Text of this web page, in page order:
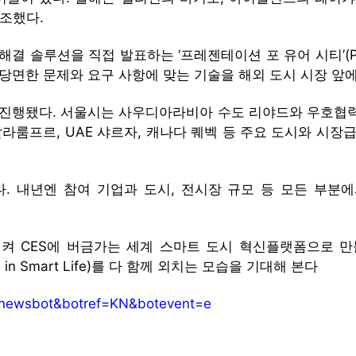
했다.
솔루션을 직접 발표하는 ‘프레젠테이션 포 유어 시티
면한 문제와 요구 사항에 맞는 기술을 해외 도시 시장 앞
행됐다. 서울시는 사우디아라비아 수도 리야드와 우호
룸프르, UAE 샤르자, 캐나다 퀘벡 등 주요 도시와 시
내년엔 참여 기업과 도시, 전시장 규모 등 모든 부분
CES에 버금가는 세계 스마트 도시 혁신플랫폼으로
in Smart Life)를 다 함께 외치는 모습을 기대해 본다